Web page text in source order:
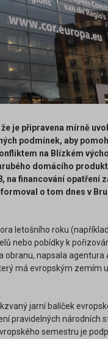
je připravena mírně
podmínek, aby
na Blízkém
domácího
na financování opatření
o tom dnes v
letošního roku
nebo pobídky k
obranu, napsala agentura
má evropským zemím
jarní balíček
pravidelných národních
semestru je